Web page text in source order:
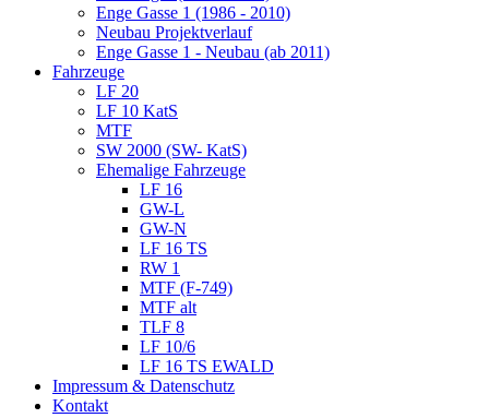
Enge Gasse 1 (1986 - 2010)
Neubau Projektverlauf
Enge Gasse 1 - Neubau (ab 2011)
Fahrzeuge
LF 20
LF 10 KatS
MTF
SW 2000 (SW- KatS)
Ehemalige Fahrzeuge
LF 16
GW-L
GW-N
LF 16 TS
RW 1
MTF (F-749)
MTF alt
TLF 8
LF 10/6
LF 16 TS EWALD
Impressum & Datenschutz
Kontakt